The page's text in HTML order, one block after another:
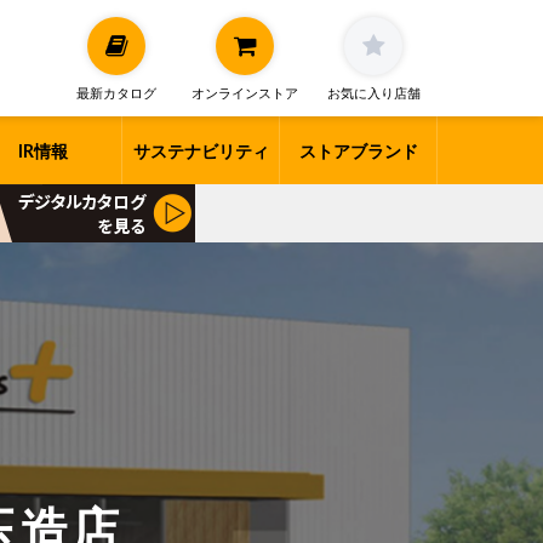
最新カタログ オンラインストア お気に入り店舗
IR情報 サステナビリティ ストアブランド
造店